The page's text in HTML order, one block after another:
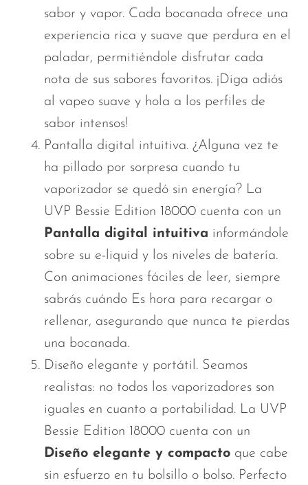
sabor y vapor. Cada bocanada ofrece una
experiencia rica y suave que perdura en el
paladar, permitiéndole disfrutar cada
nota de sus sabores favoritos. ¡Diga adiós
al vapeo suave y hola a los perfiles de
sabor intensos!
Pantalla digital intuitiva. ¿Alguna vez te
ha pillado por sorpresa cuando tu
vaporizador se quedó sin energía? La
UVP Bessie Edition 18000 cuenta con un
Pantalla digital intuitiva informándole
sobre su e-liquid y los niveles de batería.
Con animaciones fáciles de leer, siempre
sabrás cuándo Es hora para recargar o
rellenar, asegurando que nunca te pierdas
una bocanada.
Diseño elegante y portátil. Seamos
realistas: no todos los vaporizadores son
iguales en cuanto a portabilidad. La UVP
Bessie Edition 18000 cuenta con un
Diseño elegante y compacto que cabe
sin esfuerzo en tu bolsillo o bolso. Perfecto